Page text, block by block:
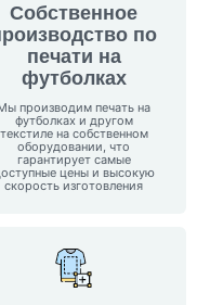
Собственное
по
печати на
футболках
производим печать на
футболках и другом
текстиле на собственном
оборудовании, что
гарантирует самые
цены и высокую
скорость изготовления